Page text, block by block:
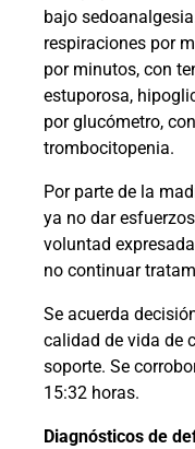
bajo
respiraciones por
por minutos, con
estuporosa,
por glucómetro,
trombocitopenia.
Por parte de la
ya no dar
voluntad
no continuar
Se acuerda
calidad de vida de
soporte. Se
15:32 horas.
Diagnósticos de